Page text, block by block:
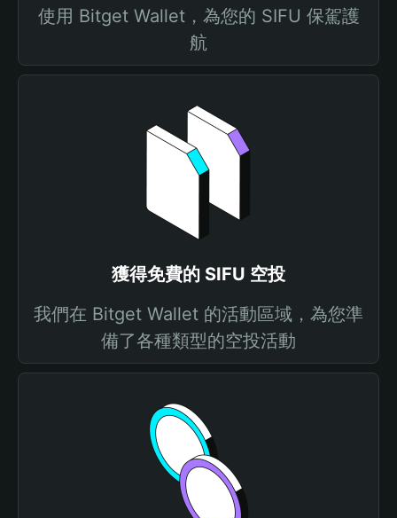
使用 Bitget Wallet，為您的 SIFU 保駕護
航
獲得免費的 SIFU 空投
我們在 Bitget Wallet 的活動區域，為您準
備了各種類型的空投活動